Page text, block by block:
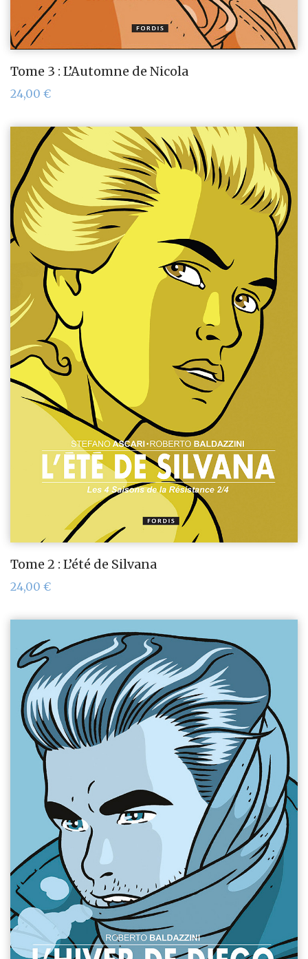
Tome 3 : L’Automne de Nicola
24,00 €
Tome 2 : L’été de Silvana
24,00 €